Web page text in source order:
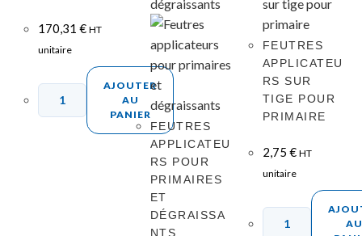
170,31€ HT
unitaire
AJOUTER
AU
PANIER
FEUTRES
APPLICATEU
RS POUR
PRIMAIRES
ET
DÉGRAISSA
NTS
FEUTRES
APPLICATEU
RS SUR
TIGE POUR
PRIMAIRE
2,75 € HT
unitaire
AU